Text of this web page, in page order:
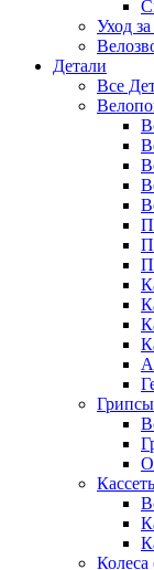
Уход
Детали
Все
Колеса